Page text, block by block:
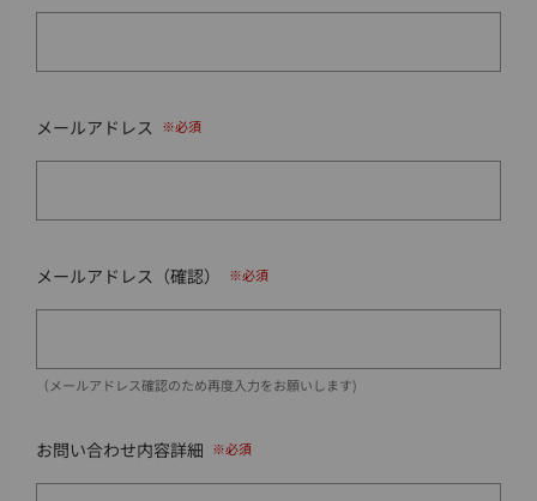
メールアドレス
メールアドレス（確認）
（メールアドレス確認のため再度入力をお願いします)
お問い合わせ内容詳細